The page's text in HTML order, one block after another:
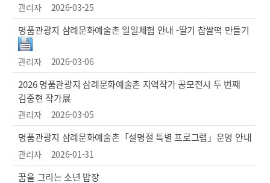
관리자 2026-03-25
명품관광지 삼례문화예술촌 일일체험 안내 -딸기 찹쌀떡 만들기
관리자 2026-03-06
2026 명품관광지 삼례문화예술촌 지역작가 공모전시 두 번째
김중현 작가展
관리자 2026-03-05
명품관광지 삼례문화예술촌「설명절 특별 프로그램」운영 안내
관리자 2026-01-31
꿈을 그리는 소년 밥장